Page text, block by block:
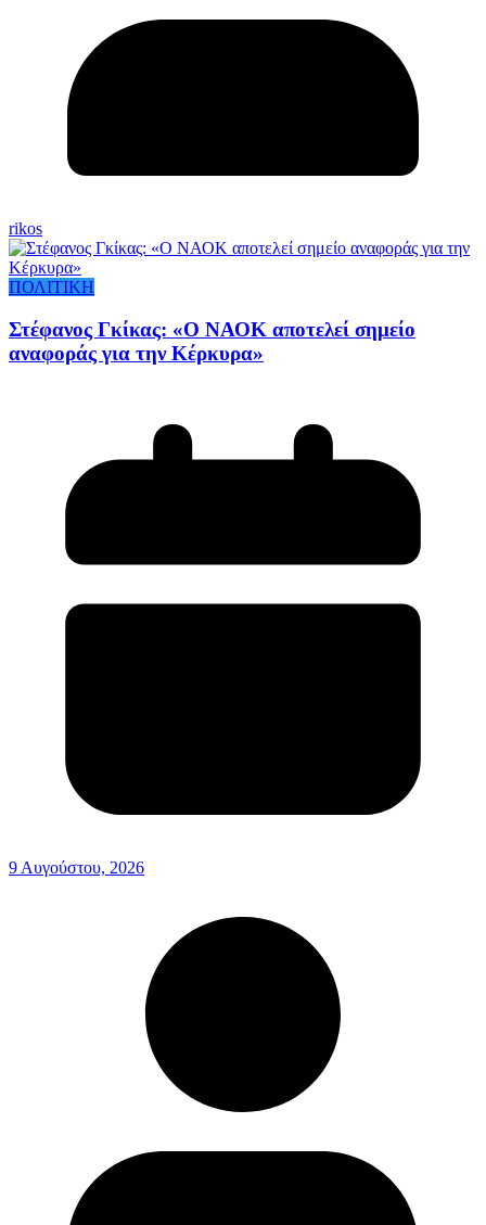
rikos
ΠΟΛΙΤΙΚΗ
Στέφανος Γκίκας: «Ο ΝΑΟΚ αποτελεί σημείο
αναφοράς για την Κέρκυρα»
9 Αυγούστου, 2026